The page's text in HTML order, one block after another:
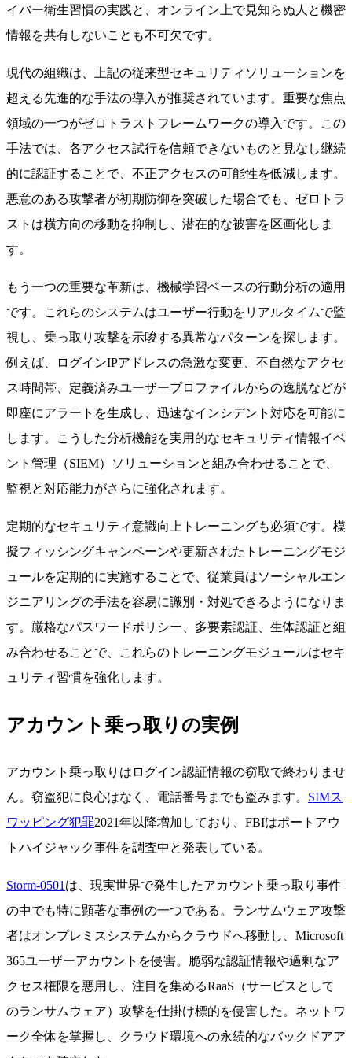
イバー衛生習慣の実践と、オンライン上で見知らぬ人と機密
情報を共有しないことも不可欠です。
現代の組織は、上記の従来型セキュリティソリューションを
超える先進的な手法の導入が推奨されています。重要な焦点
領域の一つがゼロトラストフレームワークの導入です。この
手法では、各アクセス試行を信頼できないものと見なし継続
的に認証することで、不正アクセスの可能性を低減します。
悪意のある攻撃者が初期防御を突破した場合でも、ゼロトラ
ストは横方向の移動を抑制し、潜在的な被害を区画化しま
す。
もう一つの重要な革新は、機械学習ベースの行動分析の適用
です。これらのシステムはユーザー行動をリアルタイムで監
視し、乗っ取り攻撃を示唆する異常なパターンを探します。
例えば、ログインIPアドレスの急激な変更、不自然なアクセ
ス時間帯、定義済みユーザープロファイルからの逸脱などが
即座にアラートを生成し、迅速なインシデント対応を可能に
します。こうした分析機能を実用的なセキュリティ情報イベ
ント管理（SIEM）ソリューションと組み合わせることで、
監視と対応能力がさらに強化されます。
定期的なセキュリティ意識向上トレーニングも必須です。模
擬フィッシングキャンペーンや更新されたトレーニングモジ
ュールを定期的に実施することで、従業員はソーシャルエン
ジニアリングの手法を容易に識別・対処できるようになりま
す。厳格なパスワードポリシー、多要素認証、生体認証と組
み合わせることで、これらのトレーニングモジュールはセキ
ュリティ習慣を強化します。
アカウント乗っ取りの実例
アカウント乗っ取りはログイン認証情報の窃取で終わりませ
ん。窃盗犯に良心はなく、電話番号までも盗みます。 SIMス
ワッピング犯罪2021年以降増加しており、FBIはポートアウ
トハイジャック事件を調査中と発表している。
Storm-0501 は、現実世界で発生したアカウント乗っ取り事件
の中でも特に顕著な事例の一つである。ランサムウェア攻撃
者はオンプレミスシステムからクラウドへ移動し、Microsoft
365ユーザーアカウントを侵害。脆弱な認証情報や過剰なア
クセス権限を悪用し、注目を集めるRaaS（サービスとして
のランサムウェア）攻撃を仕掛け標的を侵害した。ネットワ
ーク全体を掌握し、クラウド環境への永続的なバックドアア